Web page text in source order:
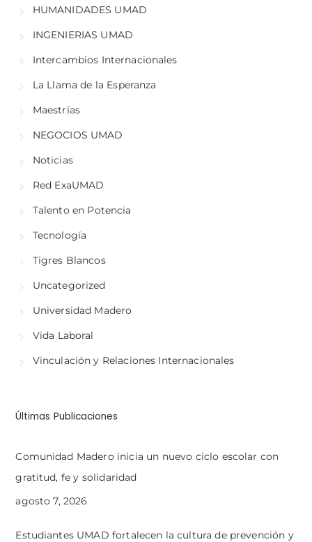
HUMANIDADES UMAD
INGENIERIAS UMAD
Intercambios Internacionales
La Llama de la Esperanza
Maestrías
NEGOCIOS UMAD
Noticias
Red ExaUMAD
Talento en Potencia
Tecnología
Tigres Blancos
Uncategorized
Universidad Madero
Vida Laboral
Vinculación y Relaciones Internacionales
Últimas Publicaciones
Comunidad Madero inicia un nuevo ciclo escolar con
gratitud, fe y solidaridad
agosto 7, 2026
Estudiantes UMAD fortalecen la cultura de prevención y